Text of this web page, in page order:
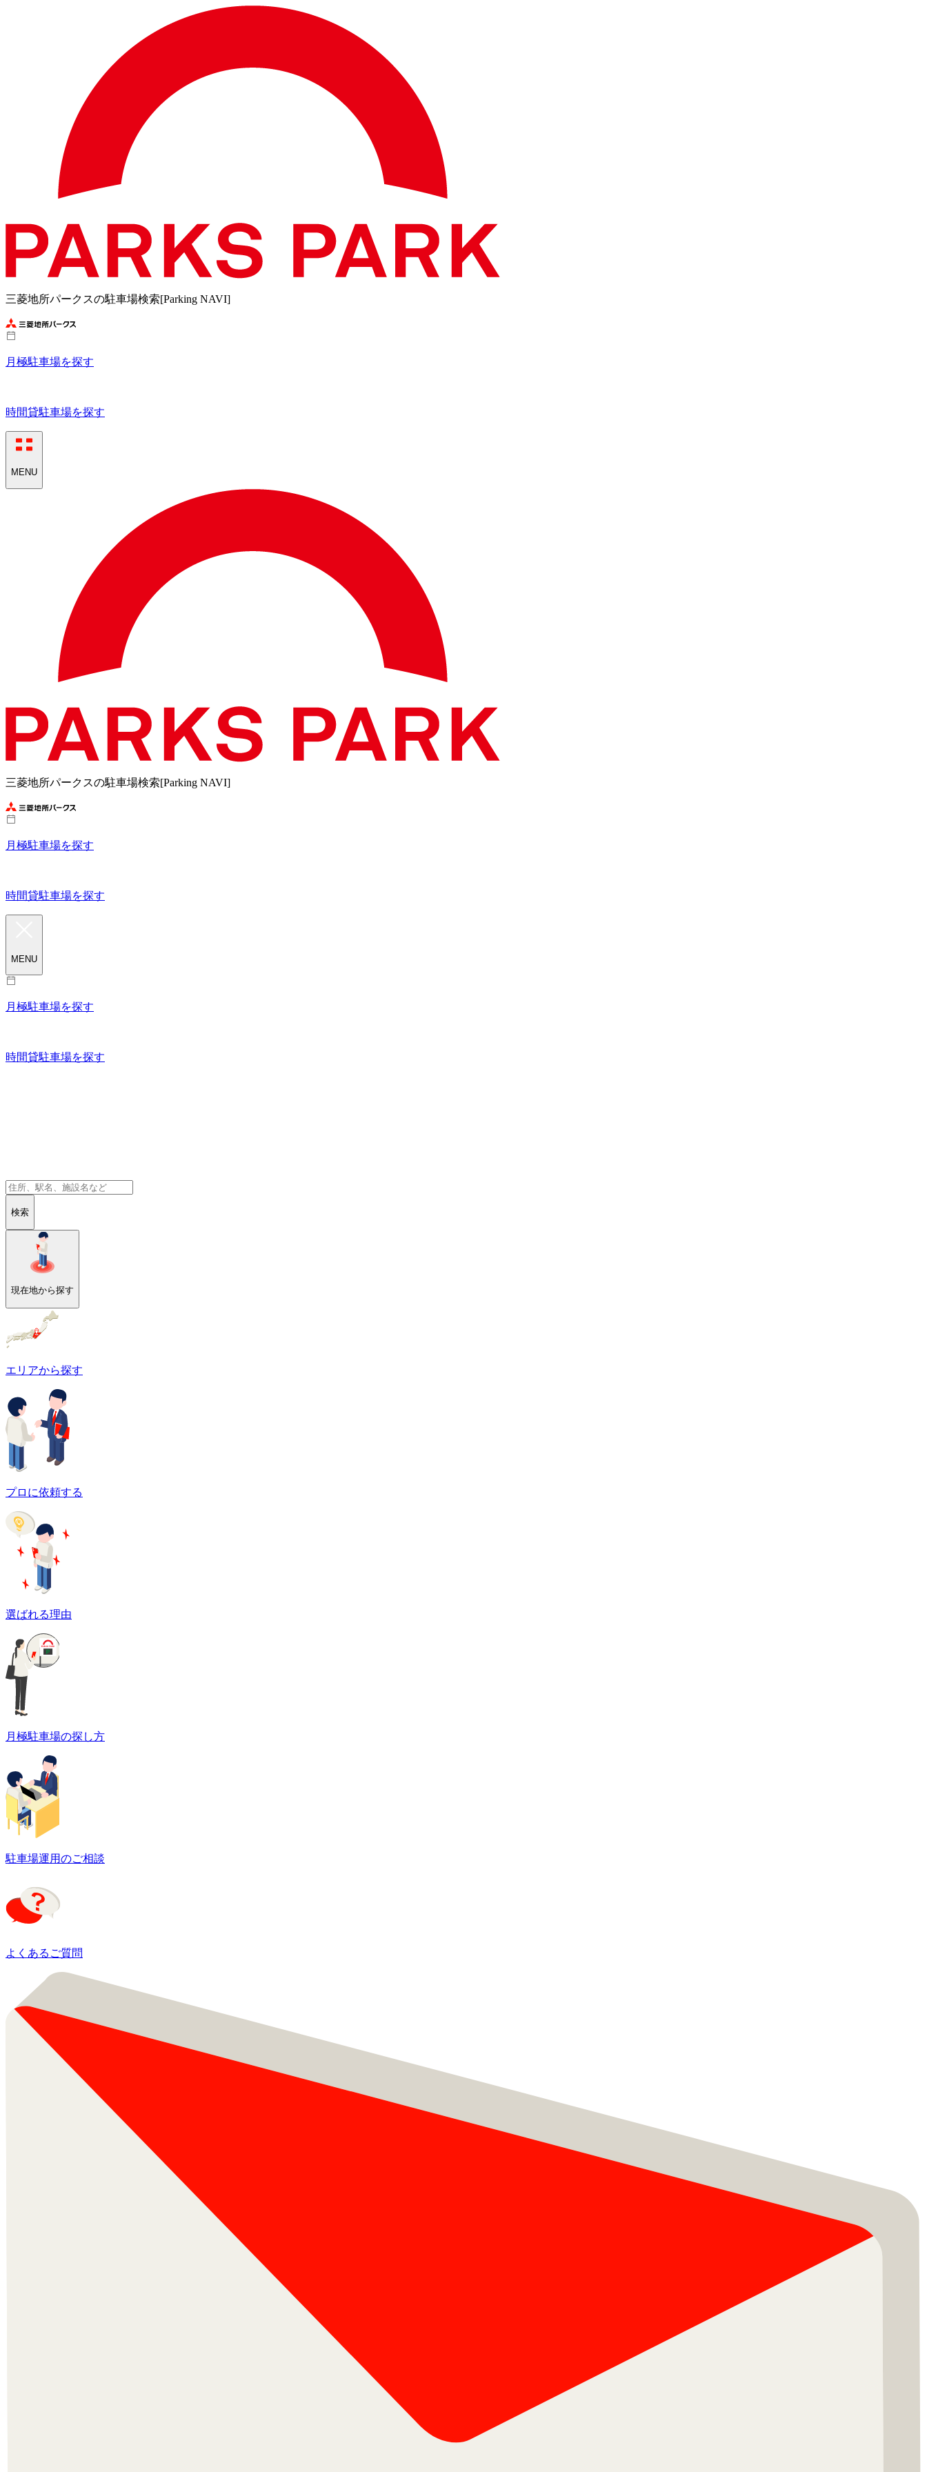
三菱地所パークスの駐車場検索[Parking NAVI]
月極駐車場を探す
時間貸駐車場を探す
MENU
三菱地所パークスの駐車場検索[Parking NAVI]
月極駐車場を探す
時間貸駐車場を探す
MENU
月極駐車場を探す
時間貸駐車場を探す
検索
現在地から探す
エリアから探す
プロに依頼する
選ばれる理由
月極駐車場の探し方
駐車場運用のご相談
よくあるご質問